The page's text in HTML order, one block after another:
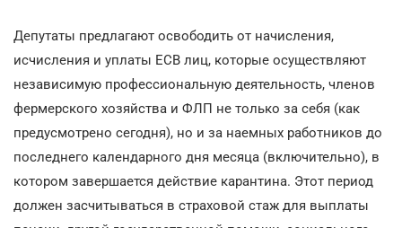
Депутаты предлагают освободить от начисления,
исчисления и уплаты ЕСВ лиц, которые осуществляют
независимую профессиональную деятельность, членов
фермерского хозяйства и ФЛП не только за себя (как
предусмотрено сегодня), но и за наемных работников до
последнего календарного дня месяца (включительно), в
котором завершается действие карантина. Этот период
должен засчитываться в страховой стаж для выплаты